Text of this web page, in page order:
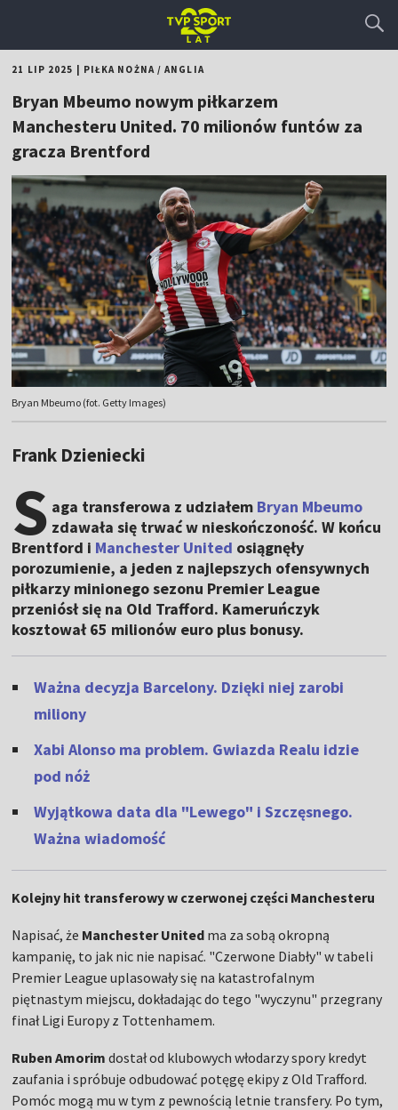
21 LIP 2025 PIŁKA NOŻNA/ANGLIA
Bryan Mbeumo nowym piłkarzem
Manchesteru United. 70 milionów funtów za
gracza Brentford
Bryan Mbeumo (fot. Getty Images)
Frank Dzieniecki
S aga transferowa z udziałem Bryan Mbeumo
zdawała się trwać w nieskończoność. W końcu
Brentford i Manchester United osiągnęły
porozumienie, a jeden z najlepszych ofensywnych
piłkarzy minionego sezonu Premier League
przeniósł się na Old Trafford. Kameruńczyk
kosztował 65 milionów euro plus bonusy.
Ważna decyzja Barcelony. Dzięki niej zarobi
miliony
Xabi Alonso ma problem. Gwiazda Realu idzie
pod nóż
Wyjątkowa data dla "Lewego" i Szczęsnego.
Ważna wiadomość
Kolejny hit transferowy w czerwonej części Manchesteru
Napisać, że ManchesterUnited ma za sobą okropną
kampanię, to jak nic nie napisać. "Czerwone Diabły" w tabeli
Premier League uplasowały się na katastrofalnym
piętnastym miejscu, dokładając do tego "wyczynu" przegrany
finał Ligi Europy z Tottenhamem.
Ruben Amorim dostał od klubowych włodarzy spory kredyt
zaufania i spróbuje odbudować potęgę ekipy z Old Trafford.
Pomóc mogą mu w tym z pewnością letnie transfery. Po tym,